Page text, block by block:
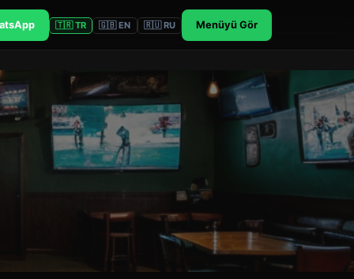
🇹🇷 TR 🇬🇧 EN 🇷🇺 RU Menüyü Gör